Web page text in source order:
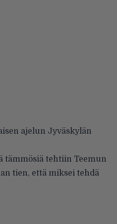
ajelun Jyväskylän
tämmösiä tehtiin Teemun
tien, että miksei tehdä